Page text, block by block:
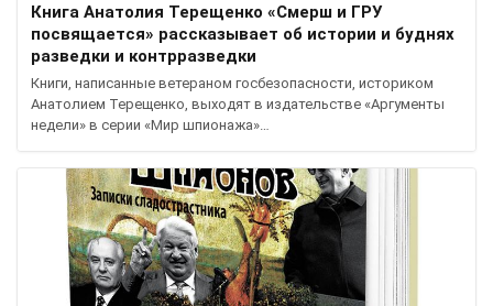
Книга Анатолия Терещенко «Смерш и ГРУ
посвящается» рассказывает об истории и буднях
разведки и контрразведки
Книги, написанные ветераном госбезопасности, историком
Анатолием Терещенко, выходят в издательстве «Аргументы
недели» в серии «Мир шпионажа»…